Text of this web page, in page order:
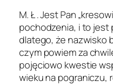
M. Ł . Jest Pan
pochodzenia, i to jest
dlatego, że nazwisko
czym powiem za
pojęciowo kwestie
wieku na pograniczu,